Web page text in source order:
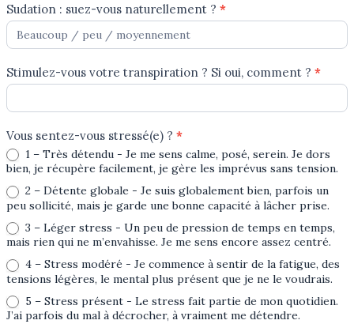
Sudation : suez-vous naturellement ? *
Stimulez-vous votre transpiration ? Si oui, comment ? *
Vous sentez-vous stressé(e) ? *
1 – Très détendu - Je me sens calme, posé, serein. Je dors
bien, je récupère facilement, je gère les imprévus sans tension.
2 – Détente globale - Je suis globalement bien, parfois un
peu sollicité, mais je garde une bonne capacité à lâcher prise.
3 – Léger stress - Un peu de pression de temps en temps,
mais rien qui ne m’envahisse. Je me sens encore assez centré.
4 – Stress modéré - Je commence à sentir de la fatigue, des
tensions légères, le mental plus présent que je ne le voudrais.
5 – Stress présent - Le stress fait partie de mon quotidien.
J’ai parfois du mal à décrocher, à vraiment me détendre.